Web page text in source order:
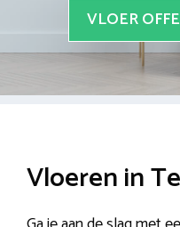
VLOER
Vloeren in